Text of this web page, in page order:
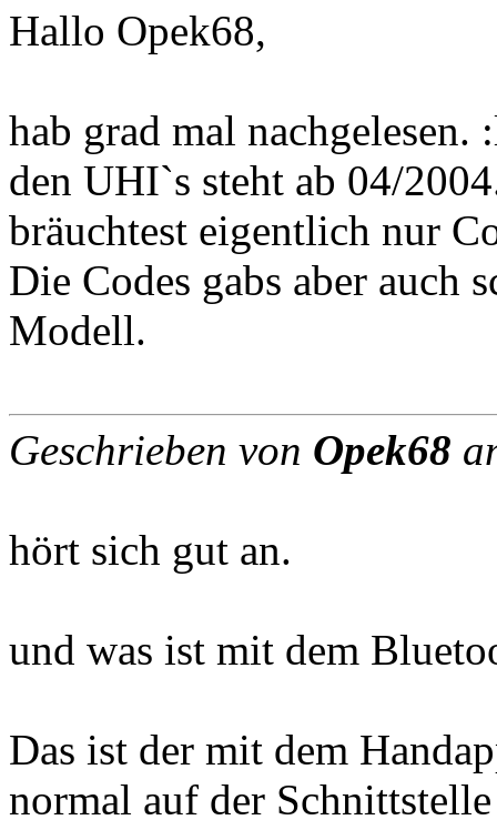
Hallo Opek68,
hab grad mal
den UHI`s steht ab 04/
bräuchtest eigentlich nur
Die Codes gabs aber auch
Modell.
Geschrieben von Opek68
hört sich gut an.
und was ist mit dem
Das ist der mit dem
normal auf der